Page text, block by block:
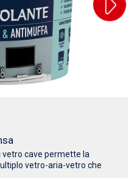
vetro cave permette la
vetro-aria-vetro che